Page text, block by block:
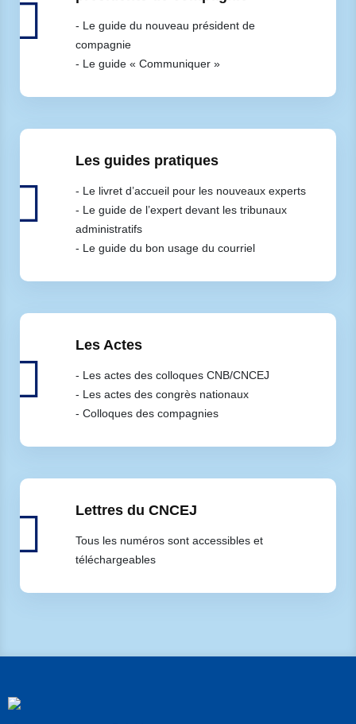
présidents de compagnie
- Le guide du nouveau président de
compagnie
- Le guide « Communiquer »
Les guides pratiques
- Le livret d’accueil pour les nouveaux experts
- Le guide de l’expert devant les tribunaux
- Le guide du bon usage du courriel
Les Actes
- Les actes des colloques CNB/CNCEJ
- Les actes des congrès nationaux
- Colloques des compagnies
Lettres du CNCEJ
téléchargeables